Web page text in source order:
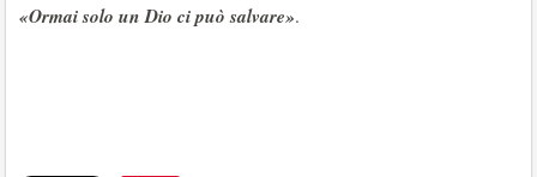
«Ormai solo un Dio ci può salvare».